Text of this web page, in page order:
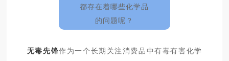
都存在着哪些化学品
的问题呢？
无毒先锋作为一个长期关注消费品中有毒有害化学